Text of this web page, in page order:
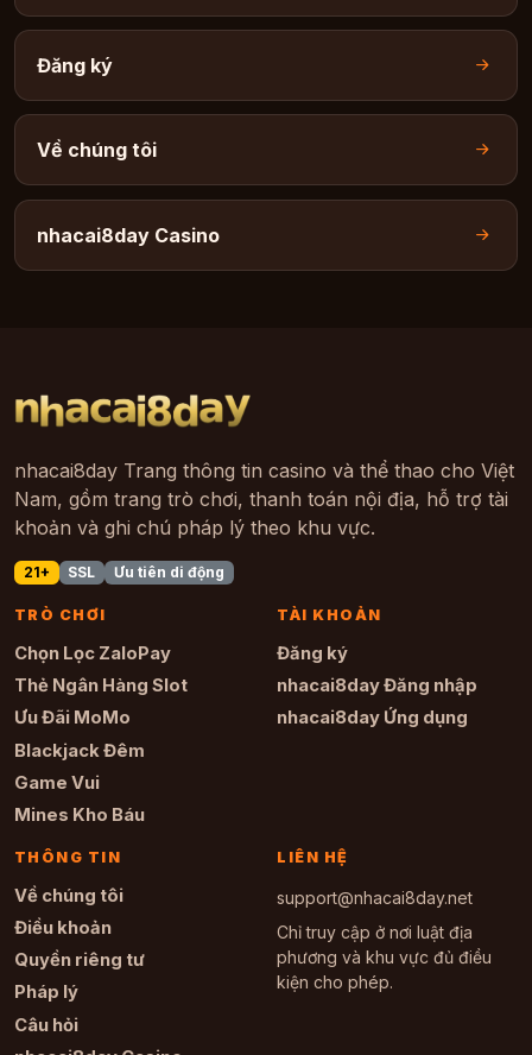
Đăng ký
Về chúng tôi
nhacai8day Casino
nhacai8day Trang thông tin casino và thể thao cho Việt
Nam, gồm trang trò chơi, thanh toán nội địa, hỗ trợ tài
khoản và ghi chú pháp lý theo khu vực.
21+ SSL Ưu tiên di động
TRÒ CHƠI
Chọn Lọc ZaloPay
Thẻ Ngân Hàng Slot
Ưu Đãi MoMo
Blackjack Đêm
Game Vui
Mines Kho Báu
TÀI KHOẢN
Đăng ký
nhacai8day Đăng nhập
nhacai8day Ứng dụng
THÔNG TIN
Về chúng tôi
Điều khoản
Quyền riêng tư
Pháp lý
Câu hỏi
LIÊN HỆ
support@nhacai8day.net
Chỉ truy cập ở nơi luật địa
phương và khu vực đủ điều
kiện cho phép.